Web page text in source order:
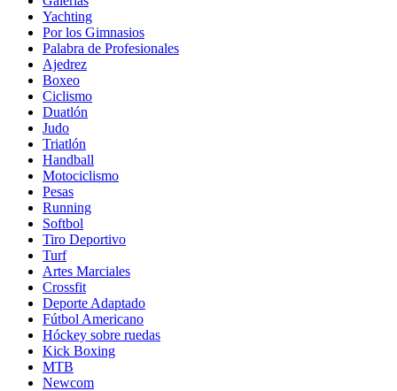
Yachting
Por los Gimnasios
Palabra de Profesionales
Ajedrez
Boxeo
Ciclismo
Duatlón
Judo
Triatlón
Handball
Motociclismo
Pesas
Running
Softbol
Tiro Deportivo
Turf
Artes Marciales
Crossfit
Deporte Adaptado
Fútbol Americano
Hóckey sobre ruedas
Kick Boxing
MTB
Newcom